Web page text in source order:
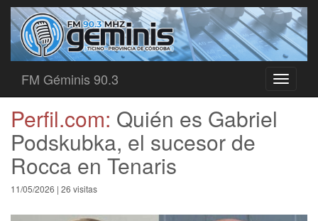
Toggle
FM Géminis 90.3
Perfil.com: Quién es Gabriel
Podskubka, el sucesor de
Rocca en Tenaris
11/05/2026 | 26 visitas